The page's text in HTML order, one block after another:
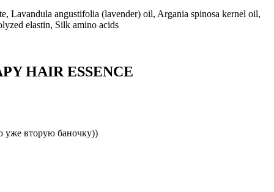
Lavandula angustifolia (lavender) oil, Argania spinosa kernel oil,
elastin, Silk amino acids
HAIR ESSENCE
уже вторую баночку))